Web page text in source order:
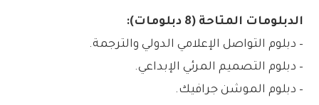
الدبلومات المتاحة (8 دبلومات):
– دبلوم التواصل الإعلامي الدولي والترجمة.
– دبلوم التصميم المرئي الإبداعي.
– دبلوم الموشن جرافيك.